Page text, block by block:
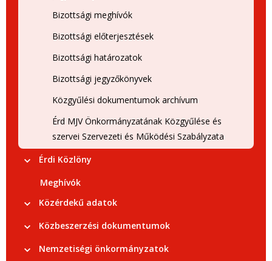
Bizottsági meghívók
Bizottsági előterjesztések
Bizottsági határozatok
Bizottsági jegyzőkönyvek
Közgyűlési dokumentumok archívum
Érd MJV Önkormányzatának Közgyűlése és
szervei Szervezeti és Működési Szabályzata
Érdi Közlöny
Meghívók
Közérdekű adatok
Közbeszerzési dokumentumok
Nemzetiségi önkormányzatok